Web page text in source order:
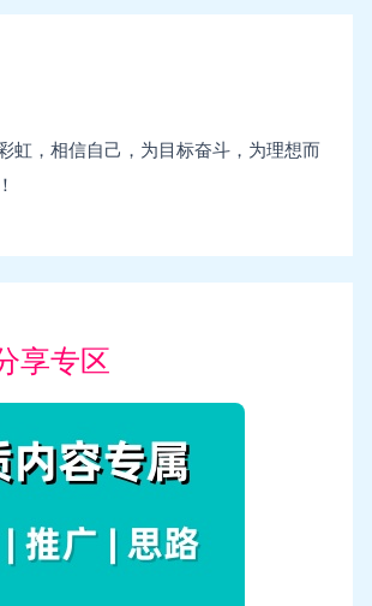
虹，相信自己，为目标奋斗，为理想而
享专区